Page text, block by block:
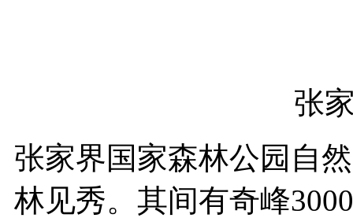
张
张家界国家森林公园自
林见秀。其间有奇峰